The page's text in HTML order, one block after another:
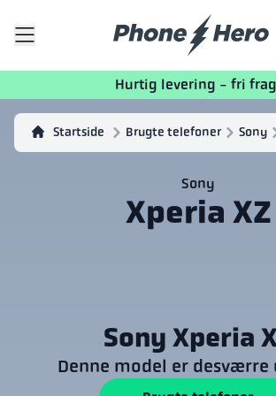
Hurtig levering - fri
Startside Brugte telefoner Sony
Sony
Xperia XZ
Sony Xperia
Denne model er desværre